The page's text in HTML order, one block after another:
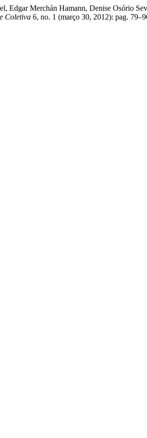
Edgar Merchán Hamann, Denise Osório
Coletiva 6, no. 1 (março 30, 2012): pag.